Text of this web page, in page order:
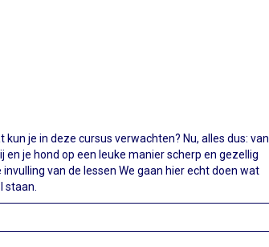
je in deze cursus verwachten? Nu, alles dus: van
je hond op een leuke manier scherp en gezellig
van de lessen We gaan hier echt doen wat
staan.